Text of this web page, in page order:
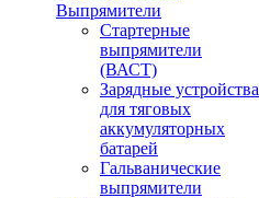
Выпрямители
Стартерные
выпрямители
(ВАСТ)
Зарядные устройства
для тяговых
аккумуляторных
батарей
Гальванические
выпрямители